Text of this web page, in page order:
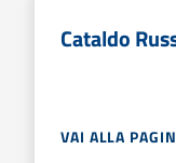
Cataldo
VAI ALLA